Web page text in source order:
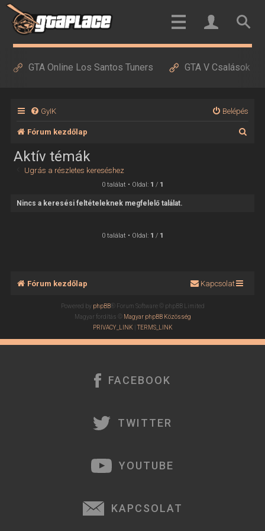
GTA Online Los Santos Tuners GTA V Csalások
GyIK Belépés
Fórum kezdőlap
Aktív témák
Ugrás a részletes kereséshez
0 találat • Oldal: 1 / 1
Nincs a keresési feltételeknek megfelelő találat.
0 találat • Oldal: 1 / 1
Fórum kezdőlap Kapcsolat
Powered by phpBB® Forum Software © phpBB Limited
Magyar fordítás ©
Magyar phpBB Közösség
PRIVACY_LINK| TERMS_LINK
FACEBOOK
TWITTER
YOUTUBE
KAPCSOLAT